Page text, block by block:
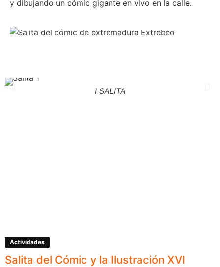
y dibujando un cómic gigante en vivo en la calle.
I SALITA
Actividades
Salita del Cómic y la Ilustración XVI